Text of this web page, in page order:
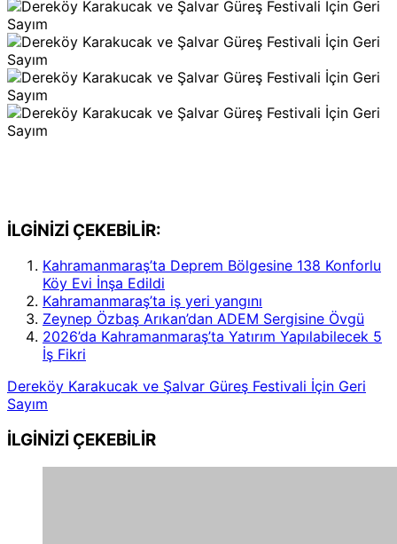
İLGİNİZİ ÇEKEBİLİR:
Kahramanmaraş’ta Deprem Bölgesine 138 Konforlu
Köy Evi İnşa Edildi
Kahramanmaraş’ta iş yeri yangını
Zeynep Özbaş Arıkan’dan ADEM Sergisine Övgü
2026’da Kahramanmaraş’ta Yatırım Yapılabilecek 5
İş Fikri
Dereköy Karakucak ve Şalvar Güreş Festivali İçin Geri
Sayım
İLGİNİZİ ÇEKEBİLİR